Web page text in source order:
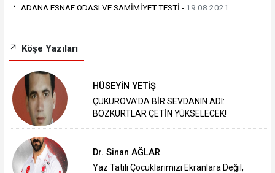
ADANA ESNAF ODASI VE SAMİMİYET TESTİ - 19.08.2021
Köşe Yazıları
HÜSEYİN YETİŞ
ÇUKUROVA’DA BİR SEVDANIN ADI:
BOZKURTLAR ÇETİN YÜKSELECEK!
Dr. Sinan AĞLAR
Yaz Tatili Çocuklarımızı Ekranlara Değil,